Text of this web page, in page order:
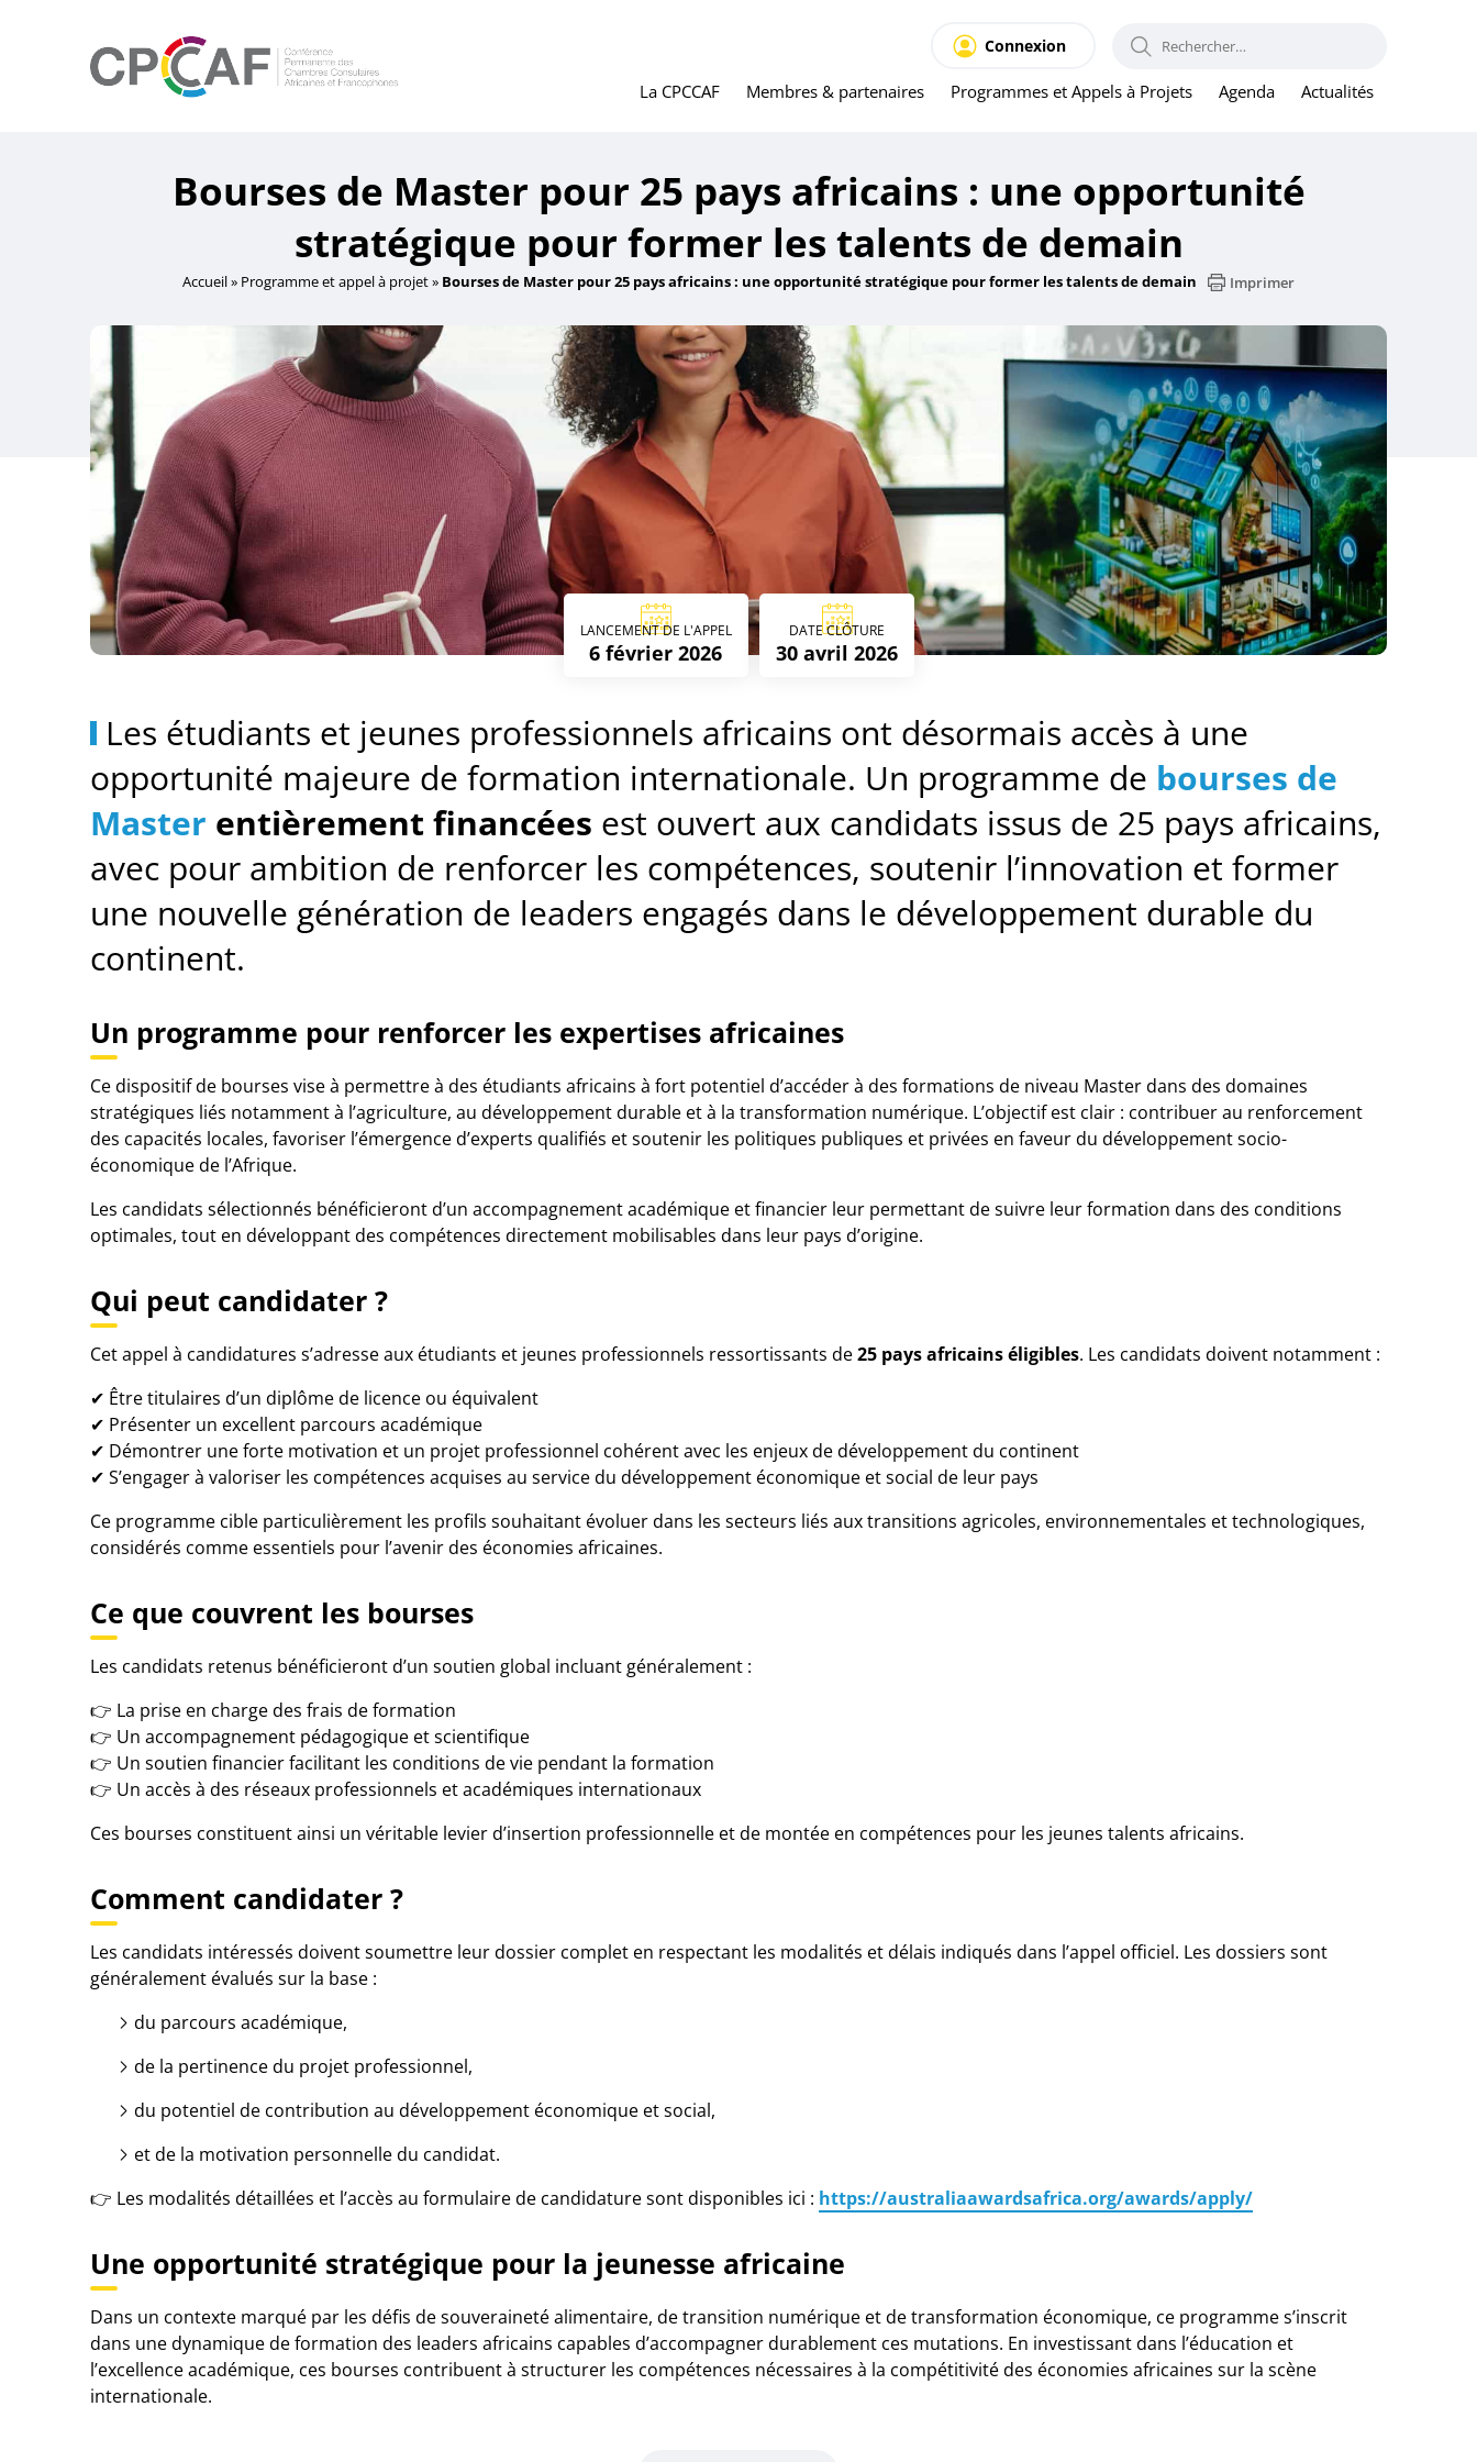
La CPCCAF Membres & partenaires Programmes et Appels à Projets Agenda Actualités
Connexion RECHERCHER :
Bourses de Master pour 25 pays africains : une opportunité
stratégique pour former les talents de demain
Accueil» Programme et appel à projet» Bourses de Master pour 25 pays africains : une opportunité stratégique pour former les talents de demain Imprimer
LANCEMENT DE L'APPEL
6 février 2026
DATE CLÔTURE
30 avril 2026
Les étudiants et jeunes professionnels africains ont désormais accès à une
opportunité majeure de formation internationale. Un programme de bourses de
Master entièrement financées est ouvert aux candidats issus de 25 pays africains,
avec pour ambition de renforcer les compétences, soutenir l’innovation et former
une nouvelle génération de leaders engagés dans le développement durable du
continent.
Un programme pour renforcer les expertises africaines
Ce dispositif de bourses vise à permettre à des étudiants africains à fort potentiel d’accéder à des formations de niveau Master dans des domaines
stratégiques liés notamment à l’agriculture, au développement durable et à la transformation numérique. L’objectif est clair : contribuer au renforcement
des capacités locales, favoriser l’émergence d’experts qualifiés et soutenir les politiques publiques et privées en faveur du développement socio-
économique de l’Afrique.
Les candidats sélectionnés bénéficieront d’un accompagnement académique et financier leur permettant de suivre leur formation dans des conditions
optimales, tout en développant des compétences directement mobilisables dans leur pays d’origine.
Qui peut candidater ?
Cet appel à candidatures s’adresse aux étudiants et jeunes professionnels ressortissants de25 pays africains éligibles. Les candidats doivent notamment :
✔ Être titulaires d’un diplôme de licence ou équivalent
✔ Présenter un excellent parcours académique
✔ Démontrer une forte motivation et un projet professionnel cohérent avec les enjeux de développement du continent
✔ S’engager à valoriser les compétences acquises au service du développement économique et social de leur pays
Ce programme cible particulièrement les profils souhaitant évoluer dans les secteurs liés aux transitions agricoles, environnementales et technologiques,
considérés comme essentiels pour l’avenir des économies africaines.
Ce que couvrent les bourses
Les candidats retenus bénéficieront d’un soutien global incluant généralement :
👉 La prise en charge des frais de formation
👉 Un accompagnement pédagogique et scientifique
👉 Un soutien financier facilitant les conditions de vie pendant la formation
👉 Un accès à des réseaux professionnels et académiques internationaux
Ces bourses constituent ainsi un véritable levier d’insertion professionnelle et de montée en compétences pour les jeunes talents africains.
Comment candidater ?
Les candidats intéressés doivent soumettre leur dossier complet en respectant les modalités et délais indiqués dans l’appel officiel. Les dossiers sont
généralement évalués sur la base :
du parcours académique,
de la pertinence du projet professionnel,
du potentiel de contribution au développement économique et social,
et de la motivation personnelle du candidat.
👉 Les modalités détaillées et l’accès au formulaire de candidature sont disponibles ici : https://australiaawardsafrica.org/awards/apply/
Une opportunité stratégique pour la jeunesse africaine
Dans un contexte marqué par les défis de souveraineté alimentaire, de transition numérique et de transformation économique, ce programme s’inscrit
dans une dynamique de formation des leaders africains capables d’accompagner durablement ces mutations. En investissant dans l’éducation et
l’excellence académique, ces bourses contribuent à structurer les compétences nécessaires à la compétitivité des économies africaines sur la scène
internationale.